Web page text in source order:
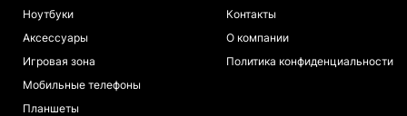
Ноутбуки
Аксессуары
Игровая зона
Мобильные телефоны
Планшеты
Контакты
О компании
Политика конфиденциальности